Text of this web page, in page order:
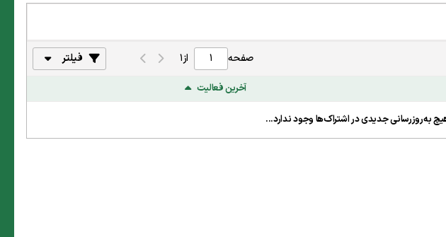
صفحه از1 فیلتر
آخرین فعالیت
به‌روزرسانی جدیدی در اشتراک‌ها وجود ندارد...